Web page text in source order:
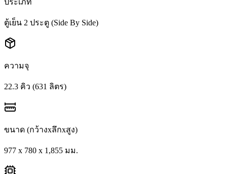
ตู้เย็น 2 ประตู (Side By Side)
ความจุ
22.3 คิว (631 ลิตร)
ขนาด (กว้างxลึกxสูง)
977 x 780 x 1,855 มม.